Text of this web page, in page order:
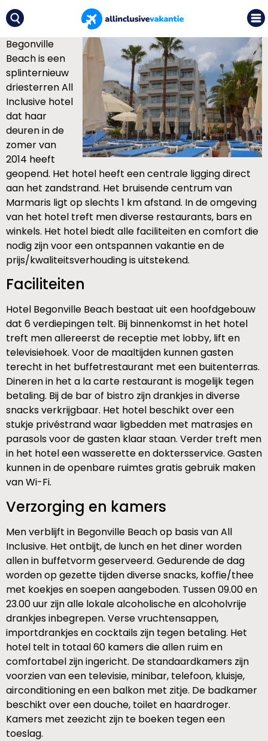
Begonville
Beach is een
splinternieuw
driesterren All
Inclusive hotel
dat haar
deuren in de
zomer van
2014 heeft
geopend. Het hotel heeft een centrale ligging direct
aan het zandstrand. Het bruisende centrum van
Marmaris ligt op slechts 1 km afstand. In de omgeving
van het hotel treft men diverse restaurants, bars en
winkels. Het hotel biedt alle faciliteiten en comfort die
nodig zijn voor een ontspannen vakantie en de
prijs/kwaliteitsverhouding is uitstekend.
Faciliteiten
Hotel Begonville Beach bestaat uit een hoofdgebouw
dat 6 verdiepingen telt. Bij binnenkomst in het hotel
treft men allereerst de receptie met lobby, lift en
televisiehoek. Voor de maaltijden kunnen gasten
terecht in het buffetrestaurant met een buitenterras.
Dineren in het a la carte restaurant is mogelijk tegen
betaling. Bij de bar of bistro zijn drankjes in diverse
snacks verkrijgbaar. Het hotel beschikt over een
stukje privéstrand waar ligbedden met matrasjes en
parasols voor de gasten klaar staan. Verder treft men
in het hotel een wasserette en doktersservice. Gasten
kunnen in de openbare ruimtes gratis gebruik maken
van Wi-Fi.
Verzorging en kamers
Men verblijft in Begonville Beach op basis van All
Inclusive. Het ontbijt, de lunch en het diner worden
allen in buffetvorm geserveerd. Gedurende de dag
worden op gezette tijden diverse snacks, koffie/thee
met koekjes en soepen aangeboden. Tussen 09.00 en
23.00 uur zijn alle lokale alcoholische en alcoholvrije
drankjes inbegrepen. Verse vruchtensappen,
importdrankjes en cocktails zijn tegen betaling. Het
hotel telt in totaal 60 kamers die allen ruim en
comfortabel zijn ingericht. De standaardkamers zijn
voorzien van een televisie, minibar, telefoon, kluisje,
airconditioning en een balkon met zitje. De badkamer
beschikt over een douche, toilet en haardroger.
Kamers met zeezicht zijn te boeken tegen een
toeslag.